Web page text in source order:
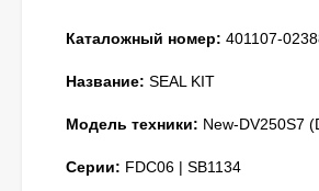
Каталожный номер: 401107-
Название: SEAL KIT
Модель техники: New-DV250S7
Серии: FDC06 | SB1134